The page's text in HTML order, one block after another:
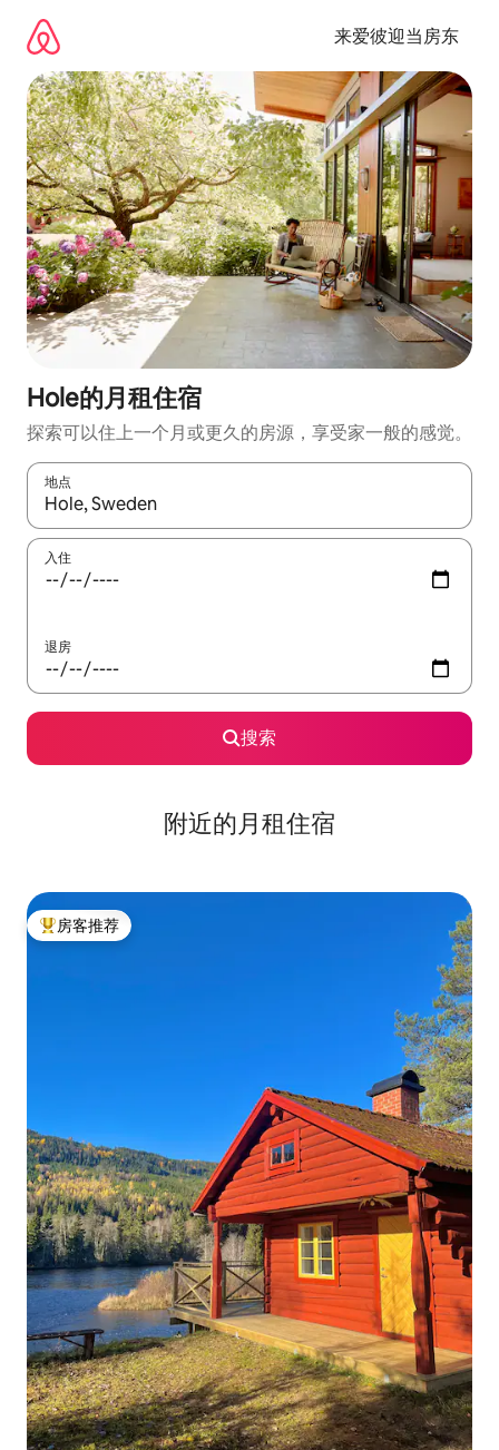
来爱彼迎当房东
Hole的月租住宿
探索可以住上一个月或更久的房源，享受家一般的感觉。
地点
如有搜索结果，请使用上下方向键查看，或通过点击或滑动手势
入住
退房
搜索
附近的月租住宿
热门「房客推荐」
房客推荐